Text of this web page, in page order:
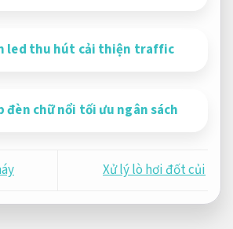
led thu hút cải thiện traffic
đèn chữ nổi tối ưu ngân sách
Xử lý lò hơi đốt củi